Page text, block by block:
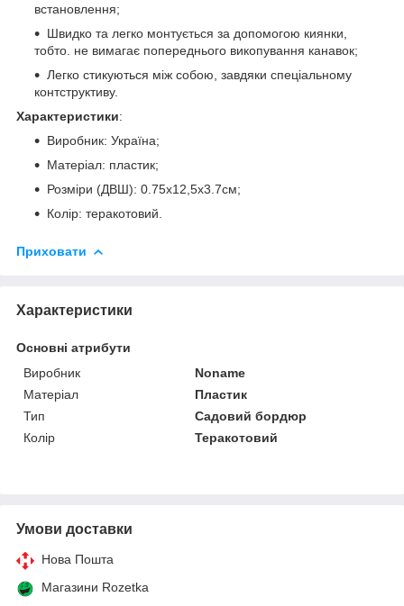
встановлення;
Швидко та легко монтується за допомогою киянки,
тобто. не вимагає попереднього викопування канавок;
Легко стикуються між собою, завдяки спеціальному
контструктиву.
Характеристики:
Виробник: Україна;
Матеріал: пластик;
Розміри (ДВШ): 0.75х12,5х3.7см;
Колір: теракотовий.
Приховати
Характеристики
Основні атрибути
Виробник
Noname
Матеріал
Пластик
Тип
Садовий бордюр
Колір
Теракотовий
Умови доставки
Нова Пошта
Магазини Rozetka